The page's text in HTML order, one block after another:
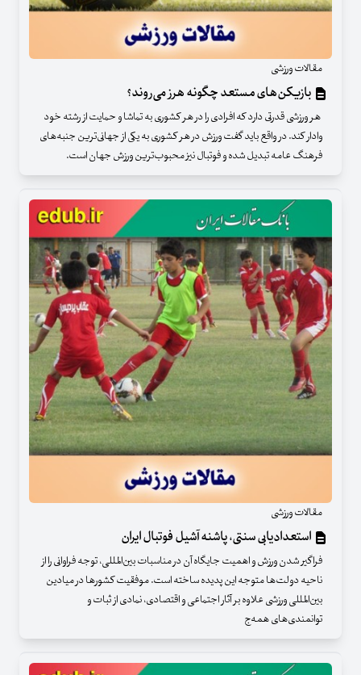
مقالات ورزشی
بازیکن‌های مستعد چگونه هرز می‌روند؟
هر ورزشی قدرتی دارد که افرادی را در هر کشوری به تماشا و حمایت از رشته خود
وادار ‌کند. در واقع باید گفت ورزش در هر کشوری به یکی از جهانی‌ترین جنبه‌های
فرهنگ عامه تبدیل شده و فوتبال نیز محبوب‌ترین ورزش جهان است.
مقالات ورزشی
استعدادیابی سنتی، پاشنه آشیل فوتبال ایران
فراگیر شدن ورزش و اهمیت جایگاه آن در مناسبات بین‌المللی، توجه فراوانی را از
ناحیه دولت‌ها متوجه این پدیده ساخته است. موفقیت کشورها در میادین
بین‌المللی ورزشی علاوه بر آثار اجتماعی و اقتصادی، نمادی از ثبات و
توانمندی‌های همه‌ج